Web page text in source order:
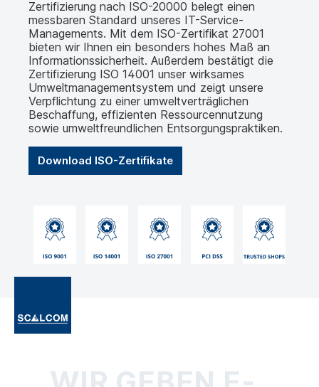
Zertifizierung nach ISO-20000 belegt einen
messbaren Standard unseres IT-Service-
Managements. Mit dem ISO-Zertifikat 27001
bieten wir Ihnen ein besonders hohes Maß an
Informationssicherheit. Außerdem bestätigt die
Zertifizierung ISO 14001 unser wirksames
Umweltmanagementsystem und zeigt unsere
Verpflichtung zu einer umweltverträglichen
Beschaffung, effizienten Ressourcennutzung
sowie umweltfreundlichen Entsorgungspraktiken.
Download ISO-Zertifikate